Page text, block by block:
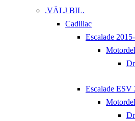
.VÄLJ BIL.
Cadillac
Escalade
Escalade ESV